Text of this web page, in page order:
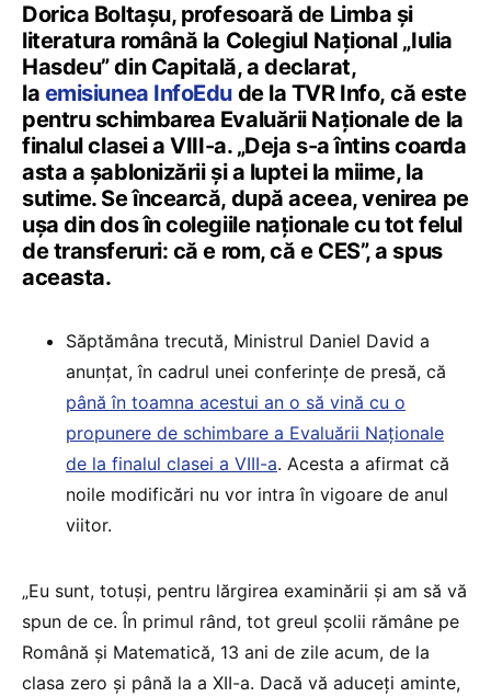
Dorica Boltașu, profesoară de Limba și
literatura română la Colegiul Național „Iulia
Hasdeu” din Capitală, a declarat,
la emisiunea InfoEdu de la TVR Info, că este
pentru schimbarea Evaluării Naționale de la
finalul clasei a VIII-a. „Deja s-a întins coarda
asta a șablonizării și a luptei la miime, la
sutime. Se încearcă, după aceea, venirea pe
ușa din dos în colegiile naționale cu tot felul
de transferuri: că e rom, că e CES”, a spus
aceasta.
Săptămâna trecută, Ministrul Daniel David a
anunțat, în cadrul unei conferințe de presă, că
până în toamna acestui an o să vină cu o
propunere de schimbare a Evaluării Naționale
de la finalul clasei a VIII-a. Acesta a afirmat că
noile modificări nu vor intra în vigoare de anul
viitor.
„Eu sunt, totuși, pentru lărgirea examinării și am să vă
spun de ce. În primul rând, tot greul școlii rămâne pe
Română și Matematică, 13 ani de zile acum, de la
clasa zero și până la a XII-a. Dacă vă aduceți aminte,